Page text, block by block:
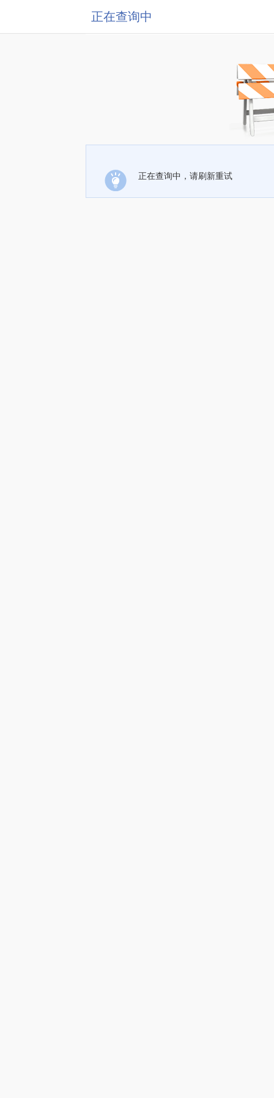
正在查询中
正在查询中，请刷新重试